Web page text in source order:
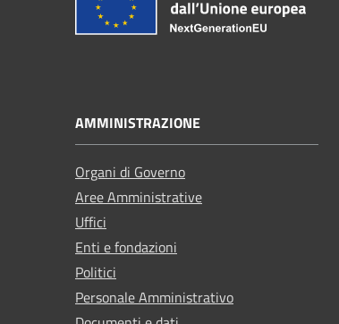
AMMINISTRAZIONE
Organi di Governo
Aree Amministrative
Uffici
Enti e fondazioni
Politici
Personale Amministrativo